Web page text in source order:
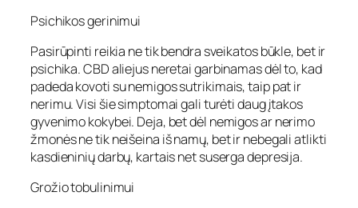
Psichikos gerinimui
Pasirūpinti reikia ne tik bendra sveikatos būkle, bet ir
psichika. CBD aliejus neretai garbinamas dėl to, kad
padeda kovoti su nemigos sutrikimais, taip pat ir
nerimu. Visi šie simptomai gali turėti daug įtakos
gyvenimo kokybei. Deja, bet dėl nemigos ar nerimo
žmonės ne tik neišeina iš namų, bet ir nebegali atlikti
kasdieninių darbų, kartais net suserga depresija.
Grožio tobulinimui